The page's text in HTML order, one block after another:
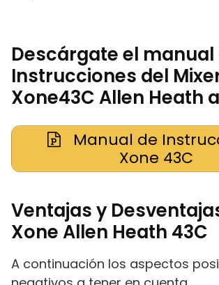
Descárgate el manual
Instrucciones del
Xone43C Allen Heath
Manual de
Xone 43C
Ventajas y
Xone Allen Heath 43C
A continuación los aspectos